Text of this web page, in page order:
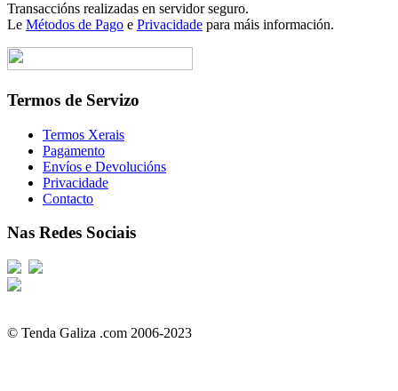
Transaccións realizadas en servidor seguro.
Le Métodos de Pago e Privacidade para máis información.
Termos de Servizo
Termos Xerais
Pagamento
Envíos e Devolucións
Privacidade
Contacto
Nas Redes Sociais
© Tenda Galiza .com 2006-2023